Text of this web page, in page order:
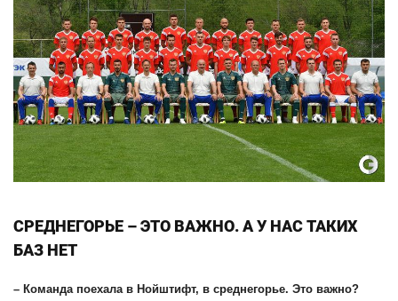
СРЕДНЕГОРЬЕ – ЭТО ВАЖНО. А У НАС ТАКИХ
БАЗ НЕТ
– Команда поехала в Нойштифт, в среднегорье. Это важно?